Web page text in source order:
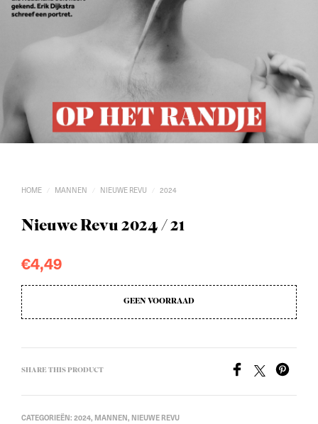
HOME / MANNEN / NIEUWE REVU / 2024
Nieuwe Revu 2024 / 21
€4,49
GEEN VOORRAAD
SHARE THIS PRODUCT
CATEGORIEËN: 2024, MANNEN, NIEUWE REVU